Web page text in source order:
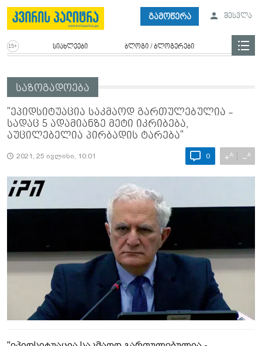
გამოწერა შესვლა
სიახლეები ბლოგი / ბლოგერები
საზოგადოება
"ეპიდსიტუაცია საკმაოდ გართულებულია -
სადაც 5 ადამიანზე მეტი იკრიბება,
აუცილებელია პირბადის ტარება"
2021, 25 ივლისი, 10:01 0 +A −A